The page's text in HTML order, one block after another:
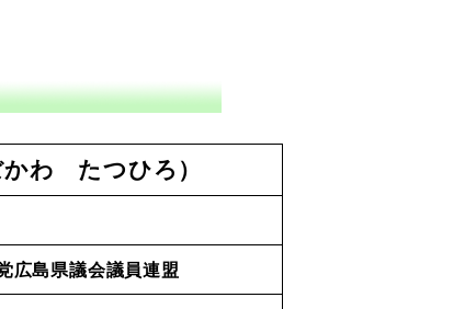
わ たつひろ）
広島県議会議員連盟